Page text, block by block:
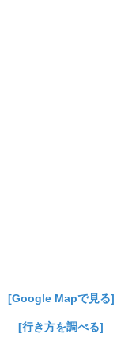
[Google Mapで見る]
[行き方を調べる]